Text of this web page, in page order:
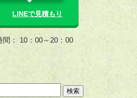
LINEで見積もり
間： 10：00～20：00